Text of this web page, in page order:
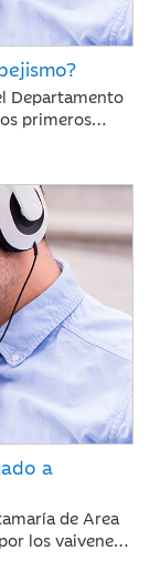
Departamento
primeros
el
a
de Area
los vaivenes
positiva